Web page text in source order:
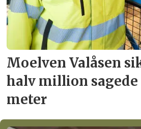
Moelven Valåsen
halv million
meter